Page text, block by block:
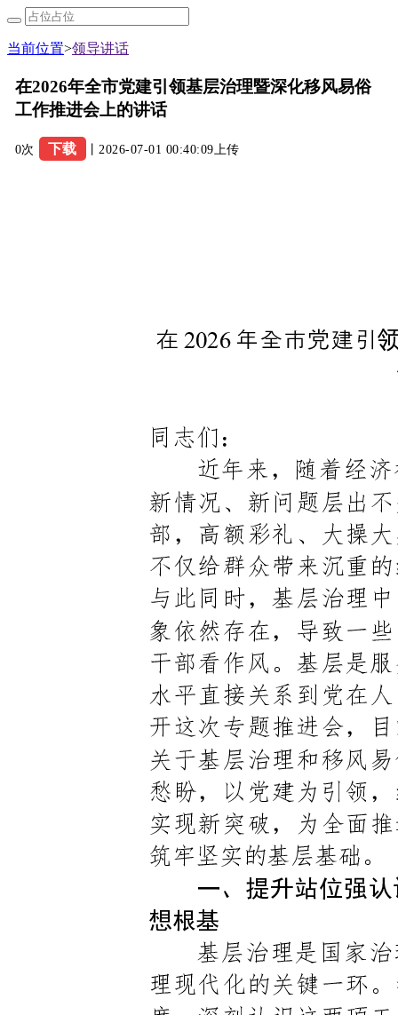
当前位置>领导讲话
在2026年全市党建引领基层治理暨深化移风易俗
工作推进会上的讲话
0次 下载 丨2026-07-01 00:40:09上传